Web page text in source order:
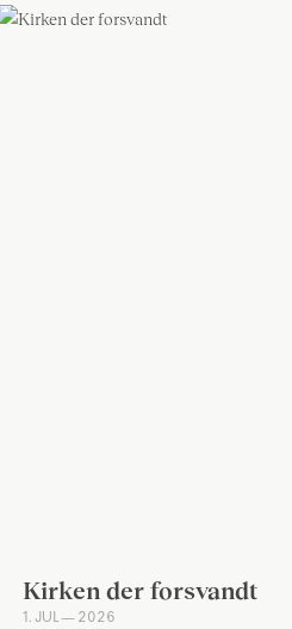
Kirken der forsvandt
1. JUL — 2026